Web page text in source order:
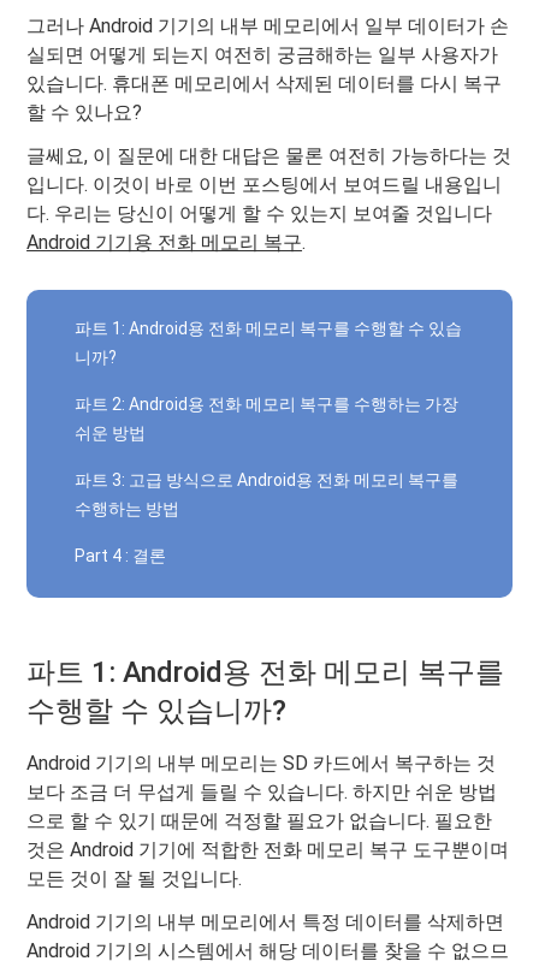
그러나 Android 기기의 내부 메모리에서 일부 데이터가 손
실되면 어떻게 되는지 여전히 궁금해하는 일부 사용자가
있습니다. 휴대폰 메모리에서 삭제된 데이터를 다시 복구
할 수 있나요?
글쎄요, 이 질문에 대한 대답은 물론 여전히 가능하다는 것
입니다. 이것이 바로 이번 포스팅에서 보여드릴 내용입니
다. 우리는 당신이 어떻게 할 수 있는지 보여줄 것입니다
Android 기기용 전화 메모리 복구.
파트 1: Android용 전화 메모리 복구를 수행할 수 있습
니까?
파트 2: Android용 전화 메모리 복구를 수행하는 가장
쉬운 방법
파트 3: 고급 방식으로 Android용 전화 메모리 복구를
수행하는 방법
Part 4 : 결론
파트 1: Android용 전화 메모리 복구를
수행할 수 있습니까?
Android 기기의 내부 메모리는 SD 카드에서 복구하는 것
보다 조금 더 무섭게 들릴 수 있습니다. 하지만 쉬운 방법
으로 할 수 있기 때문에 걱정할 필요가 없습니다. 필요한
것은 Android 기기에 적합한 전화 메모리 복구 도구뿐이며
모든 것이 잘 될 것입니다.
Android 기기의 내부 메모리에서 특정 데이터를 삭제하면
Android 기기의 시스템에서 해당 데이터를 찾을 수 없으므